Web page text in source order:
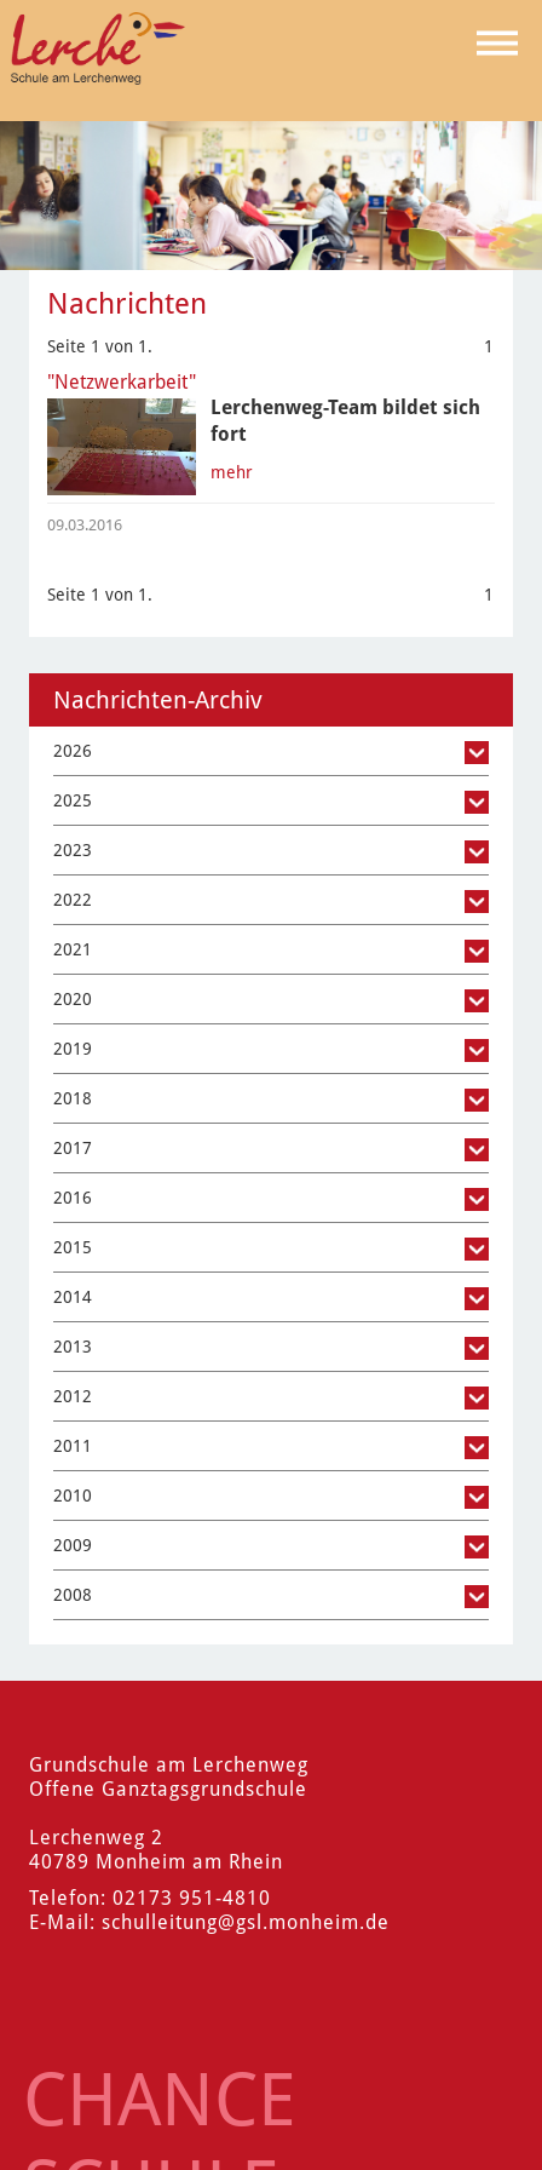
Nachrichten
Seite 1 von 1. 1
"Netzwerkarbeit"
Lerchenweg-Team bildet sich
fort
mehr
09.03.2016
Seite 1 von 1. 1
Nachrichten-Archiv
2026
2025
2023
2022
2021
2020
2019
2018
2017
2016
2015
2014
2013
2012
2011
2010
2009
2008
Grundschule am Lerchenweg
Offene Ganztagsgrundschule
Lerchenweg 2
40789 Monheim am Rhein
Telefon: 02173 951-4810
E-Mail: schulleitung@gsl.monheim.de
CHANCE